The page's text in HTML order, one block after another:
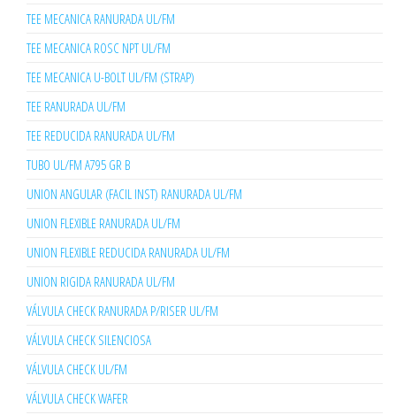
TEE MECANICA RANURADA UL/FM
TEE MECANICA ROSC NPT UL/FM
TEE MECANICA U-BOLT UL/FM (STRAP)
TEE RANURADA UL/FM
TEE REDUCIDA RANURADA UL/FM
TUBO UL/FM A795 GR B
UNION ANGULAR (FACIL INST) RANURADA UL/FM
UNION FLEXIBLE RANURADA UL/FM
UNION FLEXIBLE REDUCIDA RANURADA UL/FM
UNION RIGIDA RANURADA UL/FM
VÁLVULA CHECK RANURADA P/RISER UL/FM
VÁLVULA CHECK SILENCIOSA
VÁLVULA CHECK UL/FM
VÁLVULA CHECK WAFER